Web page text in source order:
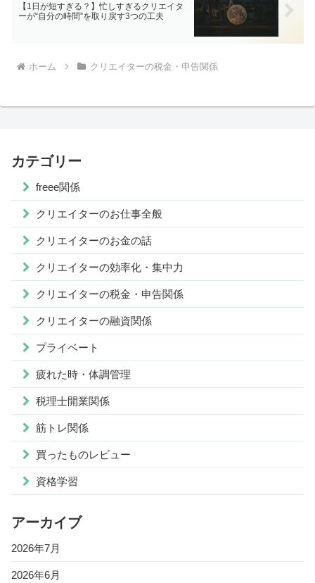
【1日が短すぎる？】忙しすぎるクリエイタ
ーが“自分の時間”を取り戻す3つの工夫
ホーム クリエイターの税金・申告関係
カテゴリー
freee関係
クリエイターのお仕事全般
クリエイターのお金の話
クリエイターの効率化・集中力
クリエイターの税金・申告関係
クリエイターの融資関係
プライベート
疲れた時・体調管理
税理士開業関係
筋トレ関係
買ったものレビュー
資格学習
アーカイブ
2026年7月
2026年6月